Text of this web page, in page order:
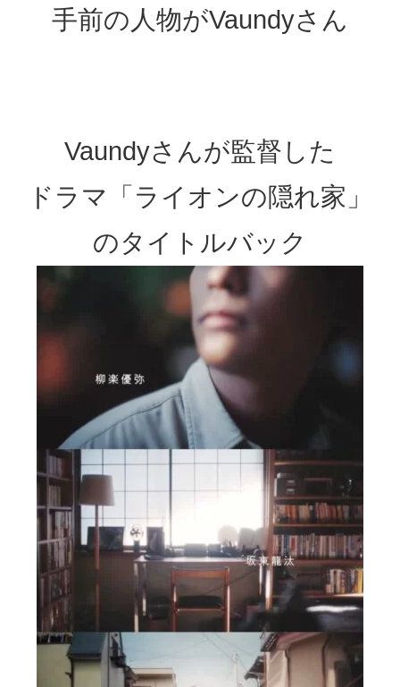
手前の人物がVaundyさん
Vaundyさんが監督した
ドラマ「ライオンの隠れ家」
のタイトルバック